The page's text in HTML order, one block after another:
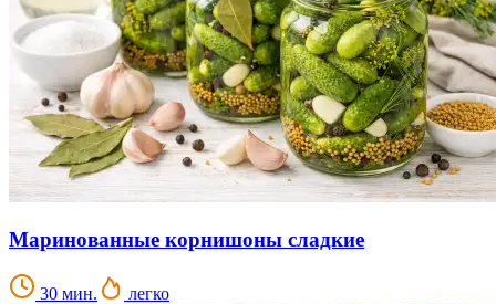
Маринованные корнишоны сладкие
30 мин. легко